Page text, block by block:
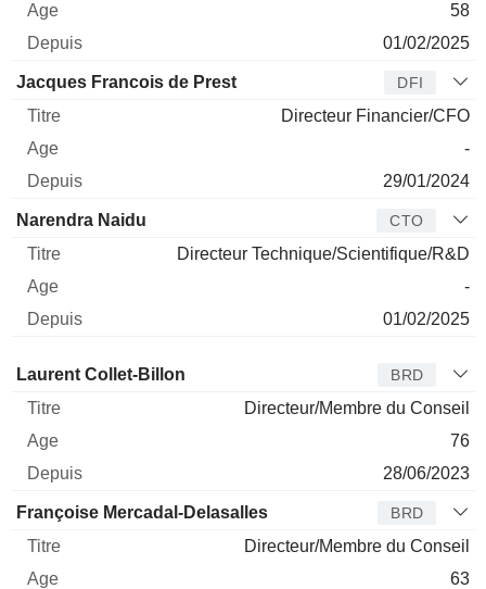
58
01/02/2025
Jacques Francois de Prest DFI
Directeur Financier/CFO
-
29/01/2024
Narendra Naidu CTO
Directeur Technique/Scientifique/R&D
-
01/02/2025
Administrateur Titre Age
Laurent Collet-Billon BRD
Directeur/Membre du Conseil
76
28/06/2023
Françoise Mercadal-Delasalles BRD
Directeur/Membre du Conseil
63